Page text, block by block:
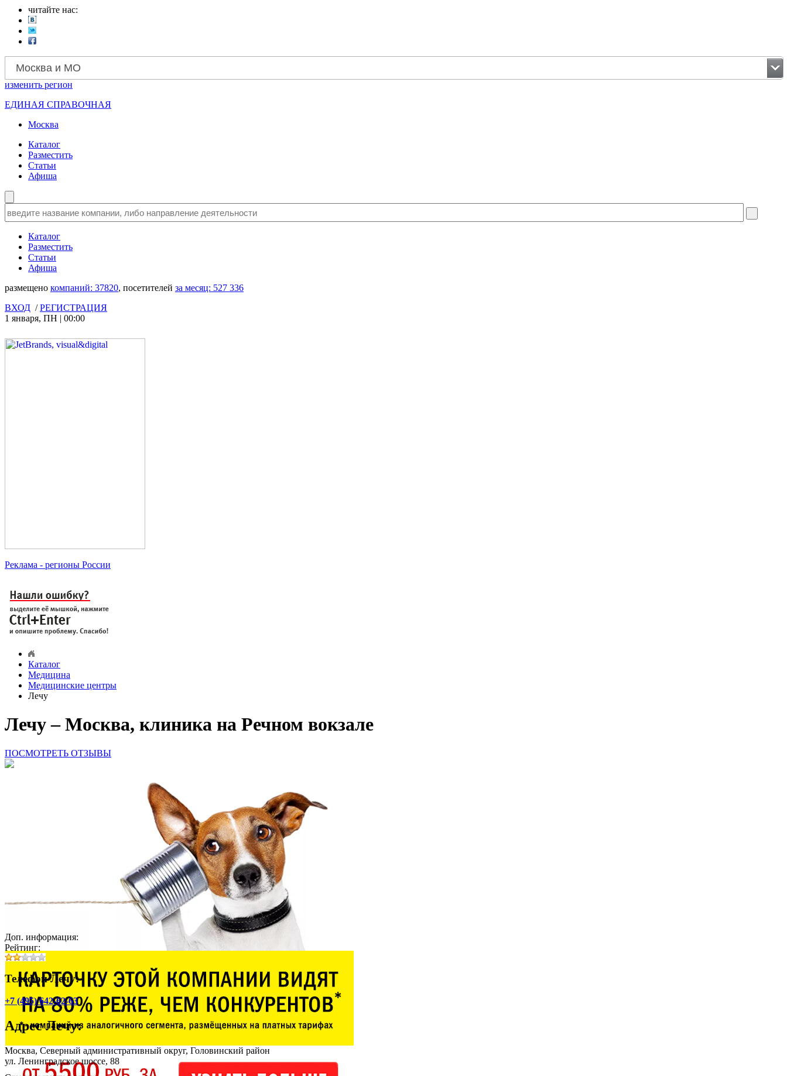
читайте нас:
Москва и МО
изменить регион
ЕДИНАЯ СПРАВОЧНАЯ
Москва
Каталог
Разместить
Статьи
Афиша
Каталог
Разместить
Статьи
Афиша
размещено компаний: 37820, посетителей за месяц: 527 336
ВХОД /РЕГИСТРАЦИЯ
1 января, ПН | 00:00
Реклама - регионы России
Каталог
Медицина
Медицинские центры
Лечу
Лечу – Москва, клиника на Речном вокзале
ПОСМОТРЕТЬ ОТЗЫВЫ
Доп. информация:
Рейтинг:
Телефон Лечу:
+7 (495) 642-62-63
АдресЛечу:
Москва, Северный административный округ, Головинский район
ул. Ленинградское шоссе, 88